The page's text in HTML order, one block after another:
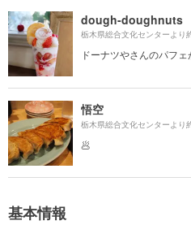
dough-doughnuts
栃木県総合文化センターより
ドーナツやさんのパフェ
悟空
栃木県総合文化センターより
🥟
基本情報